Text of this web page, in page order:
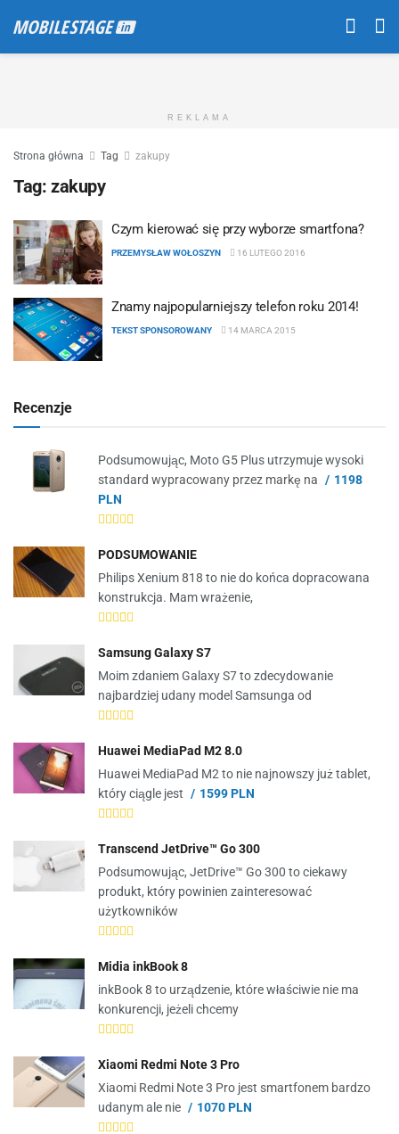
REKLAMA
Strona główna Tag zakupy
Tag: zakupy
Czym kierować się przy wyborze smartfona?
PRZEMYSŁAW WOŁOSZYN 16 LUTEGO 2016
Znamy najpopularniejszy telefon roku 2014!
TEKST SPONSOROWANY 14 MARCA 2015
Recenzje
Podsumowując, Moto G5 Plus utrzymuje wysoki
standard wypracowany przez markę na
1198
PLN
PODSUMOWANIE
Philips Xenium 818 to nie do końca dopracowana
konstrukcja. Mam wrażenie,
Samsung Galaxy S7
Moim zdaniem Galaxy S7 to zdecydowanie
najbardziej udany model Samsunga od
Huawei MediaPad M2 8.0
Huawei MediaPad M2 to nie najnowszy już tablet,
który ciągle jest
1599 PLN
Transcend JetDrive™ Go 300
Podsumowując, JetDrive™ Go 300 to ciekawy
produkt, który powinien zainteresować
użytkowników
Midia inkBook 8
inkBook 8 to urządzenie, które właściwie nie ma
konkurencji, jeżeli chcemy
Xiaomi Redmi Note 3 Pro
Xiaomi Redmi Note 3 Pro jest smartfonem bardzo
udanym ale nie
1070 PLN